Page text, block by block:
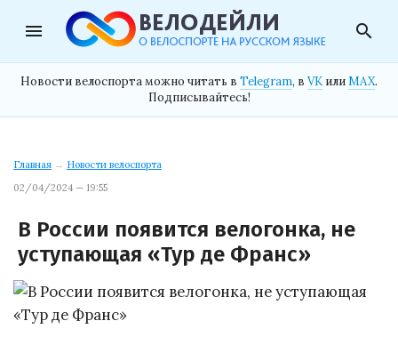
menu search
Новости велоспорта можно читать в Telegram, в VK илиMAX.
Подписывайтесь!
Главная → Новости велоспорта
02/04/2024 — 19:55
В России появится велогонка, не
уступающая «Тур де Франс»